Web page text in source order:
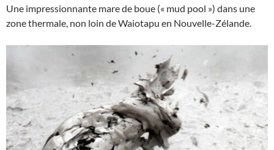
Une impressionnante mare de boue (« mud pool ») dans une
zone thermale, non loin de Waiotapu en Nouvelle-Zélande.